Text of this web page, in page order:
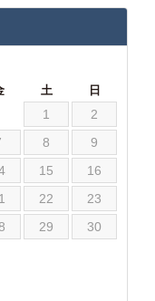
土 日
1
2
8
9
15
16
22
23
29
30